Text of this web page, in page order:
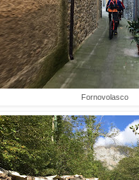
Fornovolasco